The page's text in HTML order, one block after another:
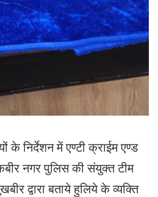
के निर्देशन में एण्टी क्राईम एण्ड
नगर पुलिस की संयुक्त टीम
द्वारा बताये हुलिये के व्यक्ति